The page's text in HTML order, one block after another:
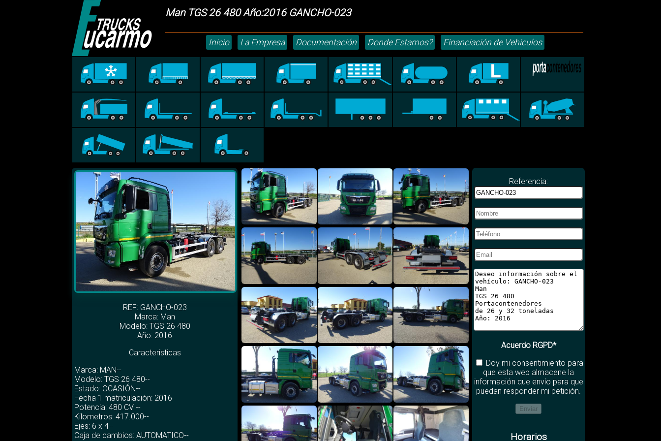
Man TGS 26 480 Año:2016 GANCHO-023
Inicio La Empresa Documentación Donde Estamos? Financiación de Vehiculos
REF: GANCHO-023
Marca: Man
Modelo: TGS 26 480
Año: 2016
Caracteristicas
Marca: MAN--
Modelo: TGS 26 480--
Estado: OCASIÓN--
Fecha 1 matriculación: 2016
Potencia: 480 CV --
Kilometros: 417.000--
Ejes: 6 x 4--
Caja de cambios: AUTOMATICO--
Referencia:
Acuerdo RGPD*
Doy mi consentimiento para
que esta web almacene la
información que envío para que
puedan responder mi petición.
Horarios